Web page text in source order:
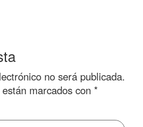
no será publicada.
marcados con *